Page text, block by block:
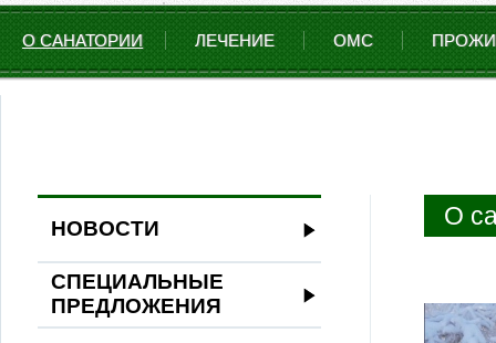
О САНАТОРИИ ЛЕЧЕНИЕ ОМС
НОВОСТИ
СПЕЦИАЛЬНЫЕ
ПРЕДЛОЖЕНИЯ
О